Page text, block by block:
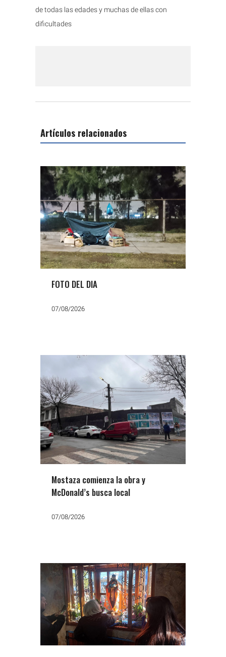
de todas las edades y muchas de ellas con
dificultades
Artículos relacionados
FOTO DEL DIA
07/08/2026
Mostaza comienza la obra y
McDonald’s busca local
07/08/2026